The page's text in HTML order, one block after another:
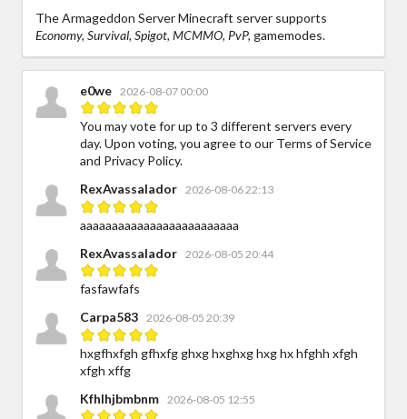
The Armageddon Server Minecraft server supports
Economy, Survival, Spigot, MCMMO, PvP, gamemodes.
e0we 2026-08-07 00:00
You may vote for up to 3 different servers every
day. Upon voting, you agree to our Terms of Service
and Privacy Policy.
RexAvassalador
2026-08-06 22:13
aaaaaaaaaaaaaaaaaaaaaaaaa
RexAvassalador
2026-08-05 20:44
fasfawfafs
Carpa583
2026-08-05 20:39
hxgfhxfgh gfhxfg ghxg hxghxg hxg hx hfghh xfgh
xfgh xffg
Kfhlhjbmbnm
2026-08-05 12:55